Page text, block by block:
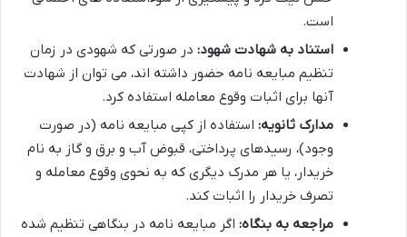
است.
استناد به شهادت شهود: در صورتی که شهودی در زمان
تنظیم مبایعه نامه حضور داشته اند، می توان از شهادت
آنها برای اثبات وقوع معامله استفاده کرد.
مدارک ثانویه: استفاده از کپی مبایعه نامه (در صورت
وجود)، رسیدهای پرداختی، قبوض آب و برق و گاز به نام
خریدار، یا هر مدرک دیگری که به نحوی وقوع معامله و
تصرف خریدار را اثبات کند.
مراجعه به بنگاه: اگر مبایعه نامه در بنگاهی تنظیم شده